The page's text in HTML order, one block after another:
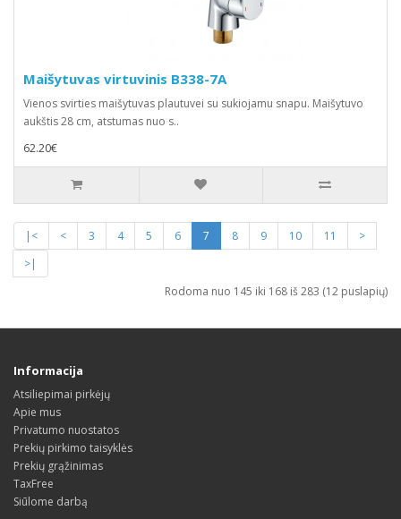
Maišytuvas virtuvinis B338-7A
Vienos svirties maišytuvas plautuvei su sukiojamu snapu. Maišytuvo
aukštis 28 cm, atstumas nuo s..
62.20€
|< < 3 4 5 6 7 8 9 10 11
>
>|
Rodoma nuo 145 iki 168 iš 283 (12 puslapių)
Informacija
Atsiliepimai pirkėjų
Apie mus
Privatumo nuostatos
Prekių pirkimo taisyklės
Prekių grąžinimas
TaxFree
Siūlome darbą